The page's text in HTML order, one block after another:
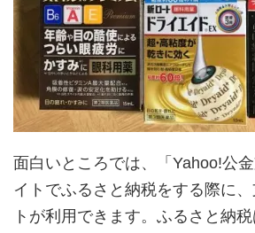
面白いところでは、「Yahoo!公
イトでふるさと納税をする際に
トが利用できます。ふるさと納